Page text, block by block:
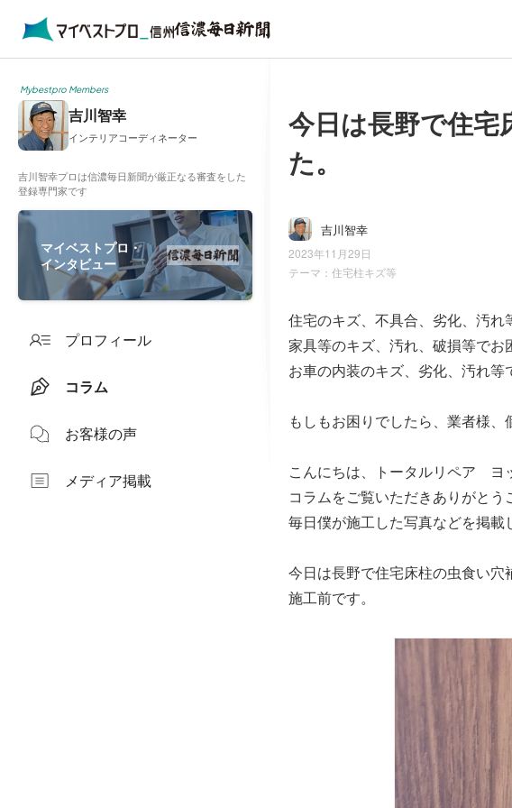
Mybestpro Members
吉川智幸
インテリアコーディネーター
吉川智幸プロは信濃毎日新聞が厳正なる審査をした
登録専門家です
マイベストプロ・
インタビュー
プロフィール
コラム
お客様の声
メディア掲載
今日は長野で住
た。
吉川智幸
2023年11月29日
テーマ： 住宅柱キズ等
住宅のキズ、不具合、劣化、汚れ
家具等のキズ、汚れ、破損等でお
お車の内装のキズ、劣化、汚れ等
もしもお困りでしたら、業者様、
こんにちは、トータルリペア ヨ
コラムをご覧いただきありがとう
毎日僕が施工した写真などを掲
今日は長野で住宅床柱の虫食い穴
施工前です。